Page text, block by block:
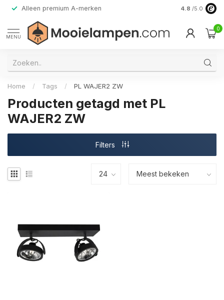
Alleen premium A-merken 4.8 /5.0
MENU
0
Home / Tags / PL WAJER2 ZW
Producten getagd met PL
WAJER2 ZW
Filters